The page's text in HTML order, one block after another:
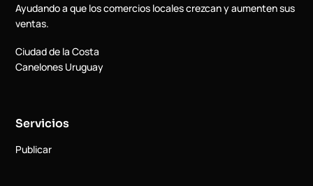
Ayudando a que los comercios locales crezcan y aumenten sus
ventas.
Ciudad de la Costa
Canelones Uruguay
Servicios
Publicar